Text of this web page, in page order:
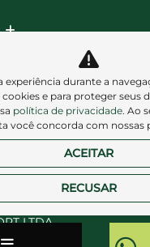
Seu bem
LTDA
experiência durante a
e para proteger seus
política de privacidade. Ao
você concorda com nossas
ACEITAR
RECUSAR